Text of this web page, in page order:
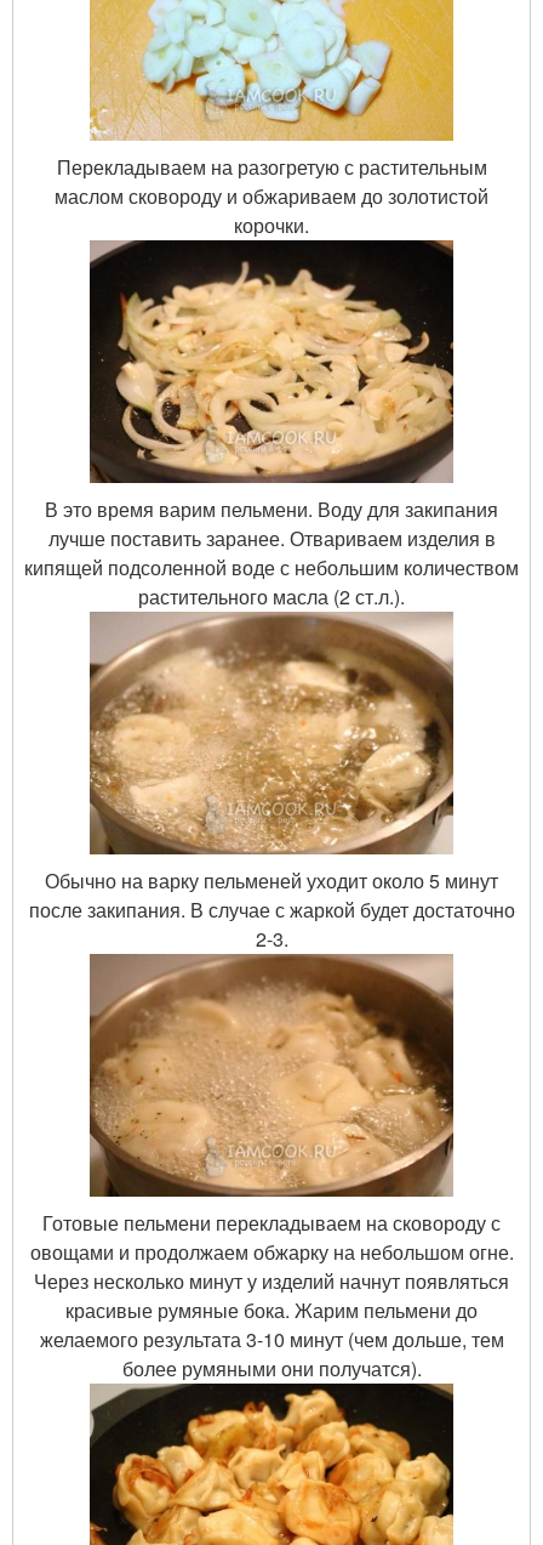
Перекладываем на разогретую с растительным
маслом сковороду и обжариваем до золотистой
корочки.
В это время варим пельмени. Воду для закипания
лучше поставить заранее. Отвариваем изделия в
кипящей подсоленной воде с небольшим количеством
растительного масла (2 ст.л.).
Обычно на варку пельменей уходит около 5 минут
после закипания. В случае с жаркой будет достаточно
2-3.
Готовые пельмени перекладываем на сковороду с
овощами и продолжаем обжарку на небольшом огне.
Через несколько минут у изделий начнут появляться
красивые румяные бока. Жарим пельмени до
желаемого результата 3-10 минут (чем дольше, тем
более румяными они получатся).